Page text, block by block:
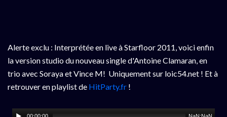
Alerte exclu : Interprétée en live à Starfloor 2011, voici enfin
la version studio du nouveau single d'Antoine Clamaran, en
trio avec Soraya et Vince M! Uniquement sur loic54.net ! Et à
retrouver en playlist de HitParty.fr !